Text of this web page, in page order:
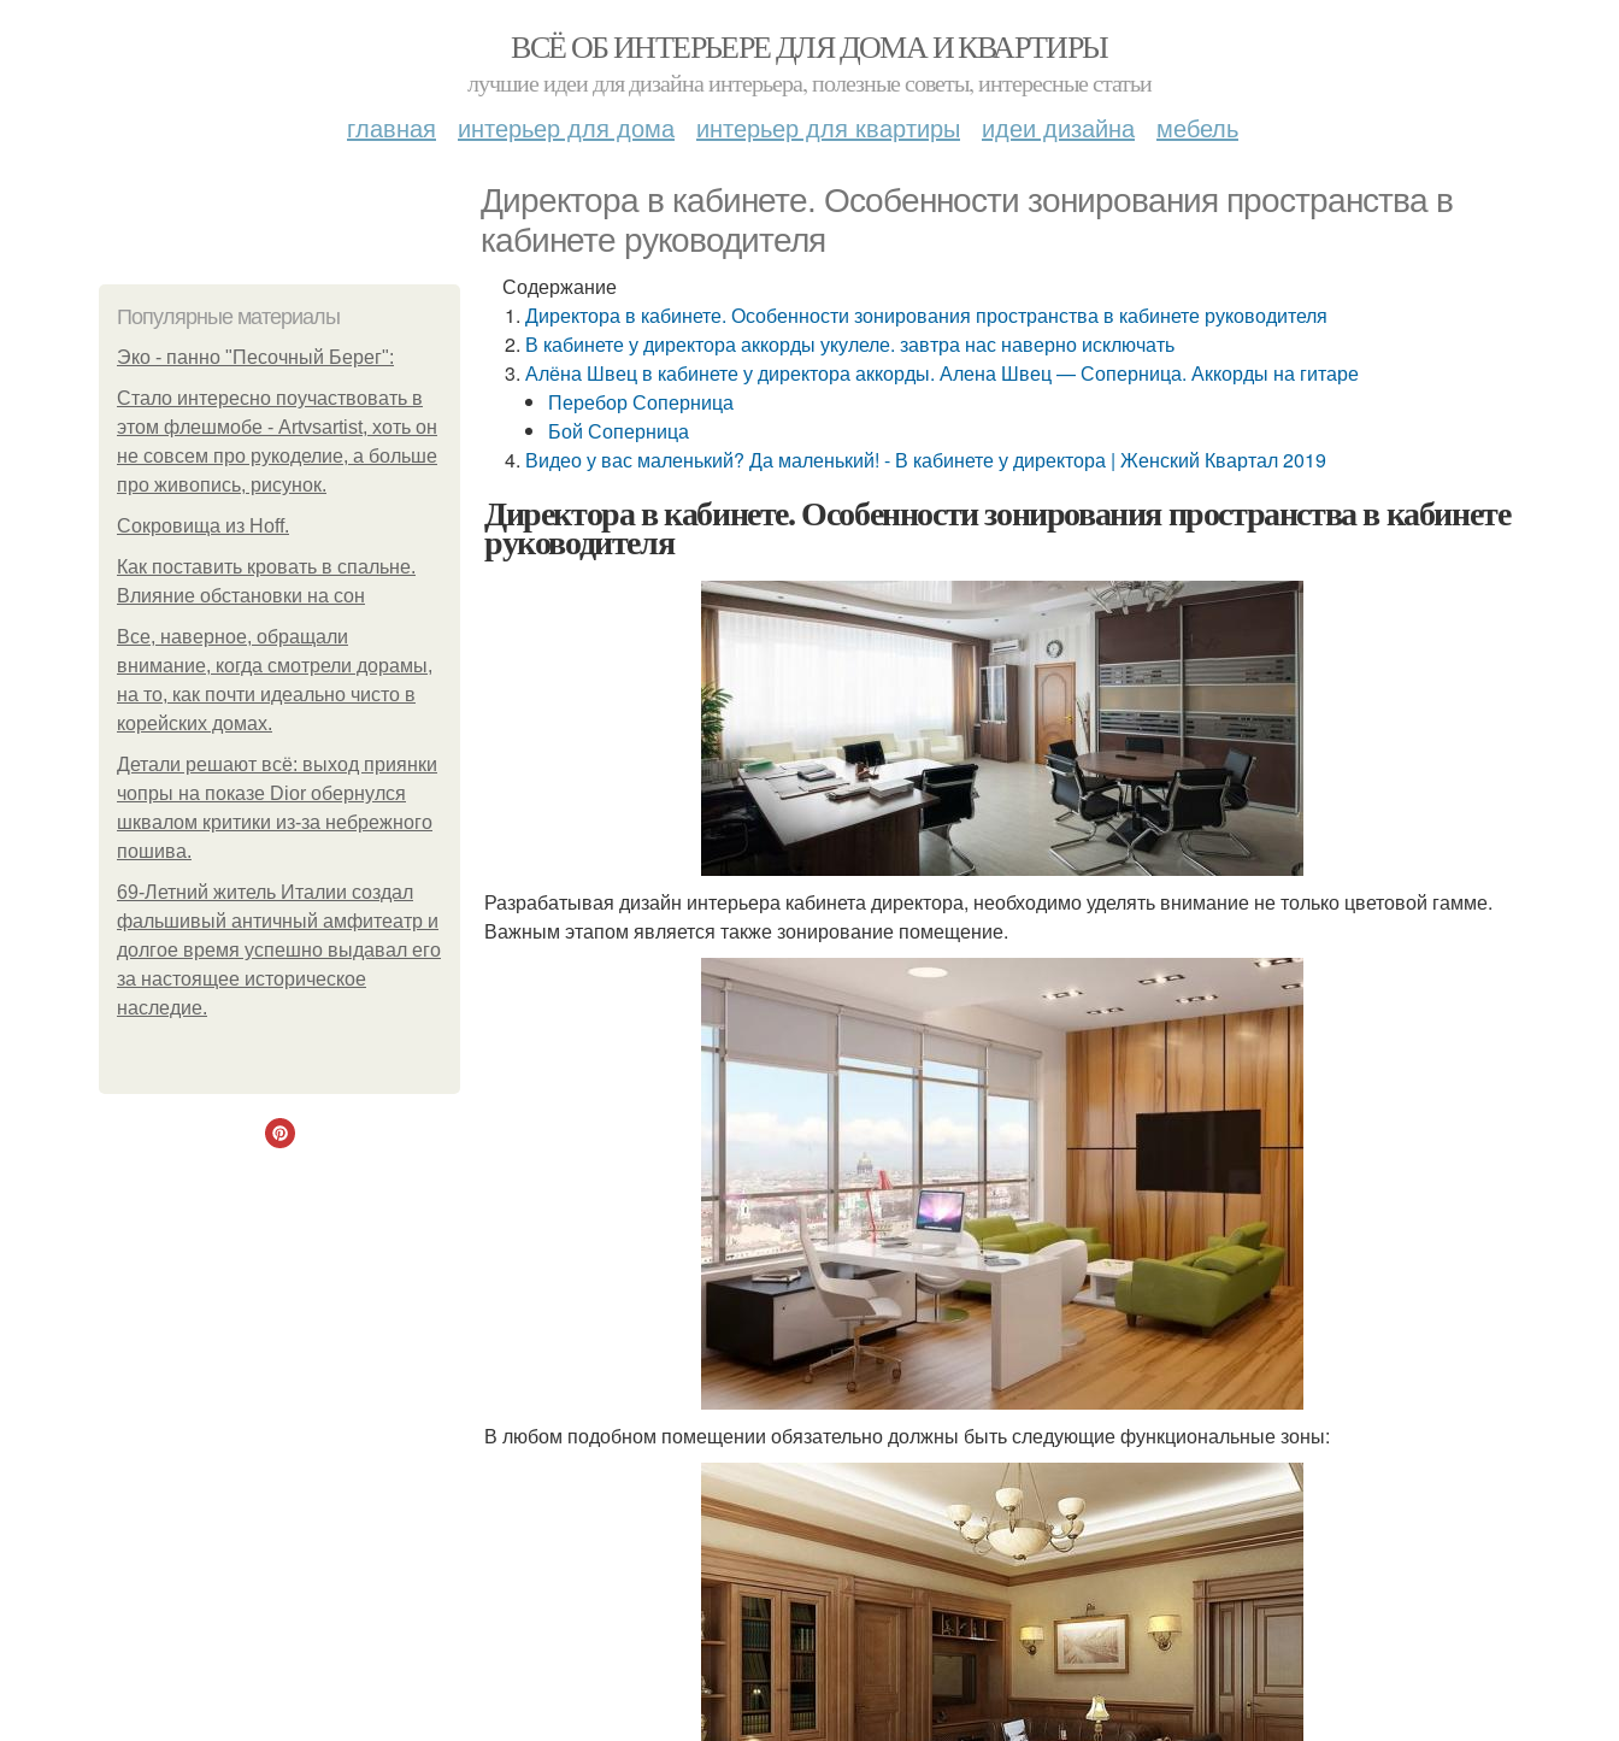
ВСЁ ОБ ИНТЕРЬЕРЕ ДЛЯ ДОМА И КВАРТИРЫ
лучшие идеи для дизайна интерьера, полезные советы, интересные статьи
главная интерьер для дома интерьер для квартиры идеи дизайна мебель
Директора в кабинете. Особенности зонирования пространства в
кабинете руководителя
Популярные материалы
Эко - панно "Песочный Берег":
Стало интересно поучаствовать в
этом флешмобе - Artvsartist, хоть он
не совсем про рукоделие, а больше
про живопись, рисунок.
Сокровища из Hoff.
Как поставить кровать в спальне.
Влияние обстановки на сон
Все, наверное, обращали
внимание, когда смотрели дорамы,
на то, как почти идеально чисто в
корейских домах.
Детали решают всё: выход приянки
чопры на показе Dior обернулся
шквалом критики из-за небрежного
пошива.
69-Летний житель Италии создал
фальшивый античный амфитеатр и
долгое время успешно выдавал его
за настоящее историческое
наследие.
Содержание
Директора в кабинете. Особенности зонирования пространства в кабинете руководителя
В кабинете у директора аккорды укулеле. завтра нас наверно исключать
Алёна Швец в кабинете у директора аккорды. Алена Швец — Соперница. Аккорды на гитаре
Перебор Соперница
Бой Соперница
Видео у вас маленький? Да маленький! - В кабинете у директора | Женский Квартал 2019
Директора в кабинете. Особенности зонирования пространства в кабинете
руководителя
Разрабатывая дизайн интерьера кабинета директора, необходимо уделять внимание не только цветовой гамме.
Важным этапом является также зонирование помещение.
В любом подобном помещении обязательно должны быть следующие функциональные зоны: